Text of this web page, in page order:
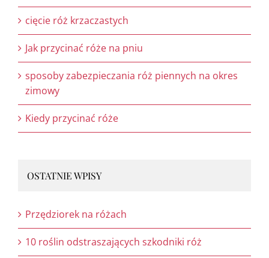
cięcie róż krzaczastych
Jak przycinać róże na pniu
sposoby zabezpieczania róż piennych na okres
zimowy
Kiedy przycinać róże
OSTATNIE WPISY
Przędziorek na różach
10 roślin odstraszających szkodniki róż